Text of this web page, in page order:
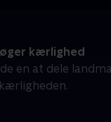
kærlighed
en at dele